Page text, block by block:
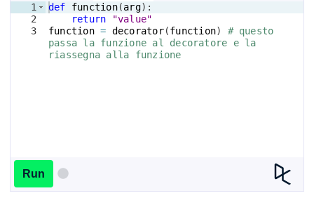
1
2
3
def function(arg) :
return
"value"
function = decorator(function)
# questo
passa la funzione al decoratore e la
riassegna alla funzione
Run